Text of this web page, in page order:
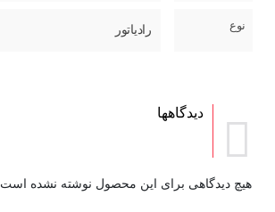
نوع رادیاتور
دیدگاهها
هیچ دیدگاهی برای این محصول نوشته نشده است.